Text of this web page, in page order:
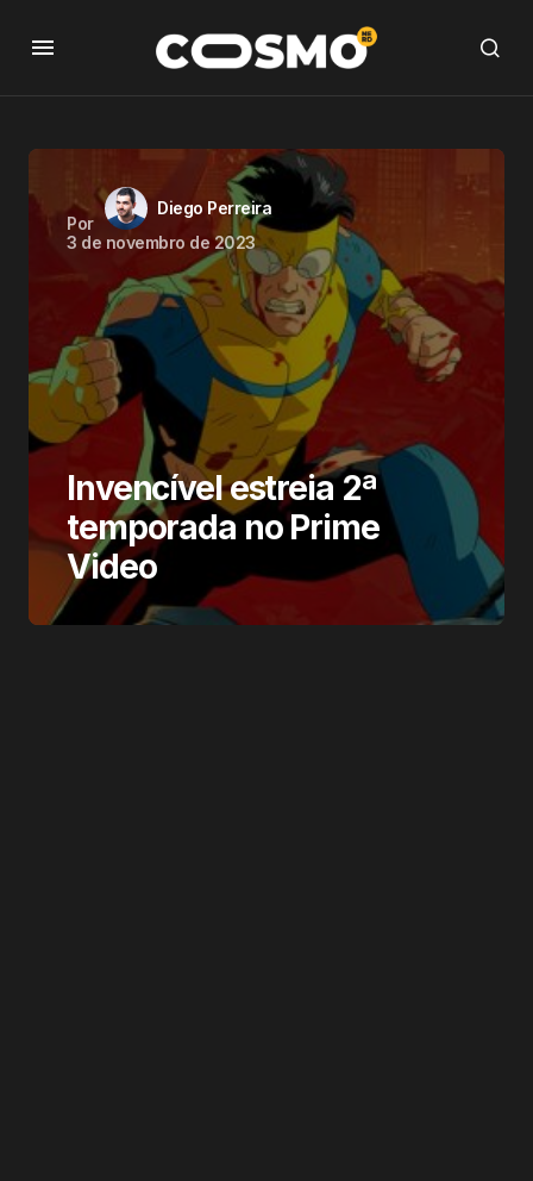
Por
Diego Perreira
3 de novembro de 2023
Invencível estreia 2ª
temporada no Prime
Video